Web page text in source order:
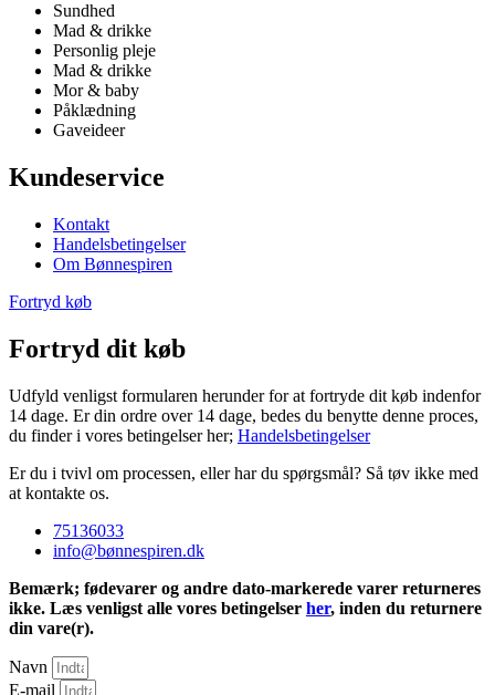
Sundhed
Mad & drikke
Personlig pleje
Mad & drikke
Mor & baby
Påklædning
Gaveideer
Kundeservice
Kontakt
Handelsbetingelser
Om Bønnespiren
Fortryd køb
Fortryd dit køb
Udfyld venligst formularen herunder for at fortryde dit køb indenfor
14 dage. Er din ordre over 14 dage, bedes du benytte denne proces,
du finder i vores betingelser her; Handelsbetingelser
Er du i tvivl om processen, eller har du spørgsmål? Så tøv ikke med
at kontakte os.
75136033
info@bønnespiren.dk
Bemærk; fødevarer og andre dato-markerede varer returneres
ikke. Læs venligst alle vores betingelser her, inden du returnere
din vare(r).
Navn
E-mail